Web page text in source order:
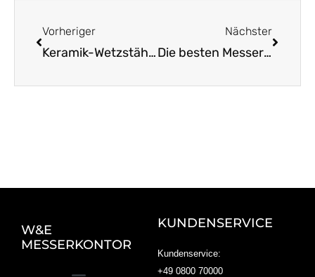
Vorheriger
Keramik-Wetzstähle: So schärfen Sie stumpfe Messer!
Nächster
Die besten Messerschärfer für deine Küchenmesser finden
W&E
MESSERKONTOR
KUNDENSERVICE
Kundenservice:
+49 0800 70000